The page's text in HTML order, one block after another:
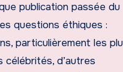
publication passée du
questions éthiques :
particulièrement les
d’autres